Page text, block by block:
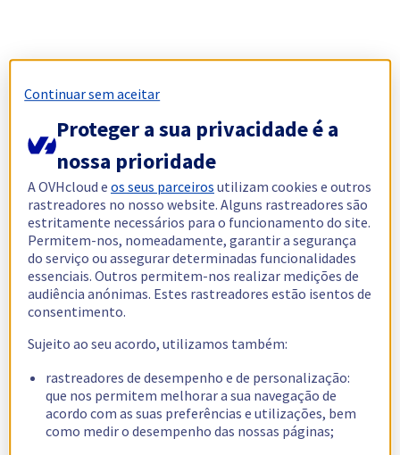
Continuar sem aceitar
Proteger a sua privacidade é a
nossa prioridade
A OVHcloud eos seus parceiros utilizam cookies e outros
rastreadores no nosso website. Alguns rastreadores são
estritamente necessários para o funcionamento do site.
Permitem-nos, nomeadamente, garantir a segurança
do serviço ou assegurar determinadas funcionalidades
essenciais. Outros permitem-nos realizar medições de
audiência anónimas. Estes rastreadores estão isentos de
consentimento.
Sujeito ao seu acordo, utilizamos também:
rastreadores de desempenho e de personalização:
que nos permitem melhorar a sua navegação de
acordo com as suas preferências e utilizações, bem
como medir o desempenho das nossas páginas;